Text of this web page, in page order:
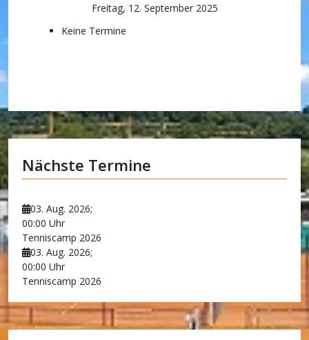
Freitag, 12. September 2025
Keine Termine
Nächste Termine
03. Aug. 2026;
00:00 Uhr
Tenniscamp 2026
03. Aug. 2026;
00:00 Uhr
Tenniscamp 2026